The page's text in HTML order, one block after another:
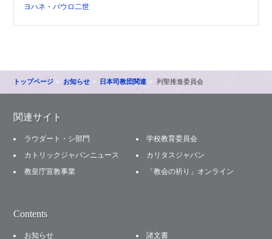
ヨハネ・パウロ二世
トップページ お知らせ 日本司教団関連 列聖推進委員会
関連サイト
ラウダート・シ部門
学校教育委員会
カトリックジャパンニュース
カリタスジャパン
教皇庁宣教事業
「教会の祈り」オンライン
Contents
お知らせ
諸文書